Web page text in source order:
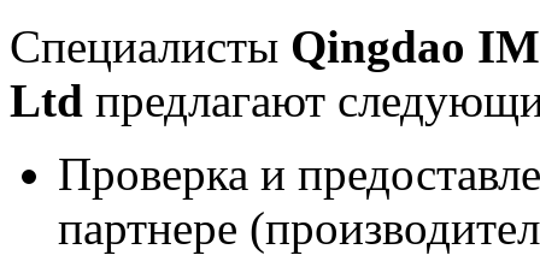
Специалисты Qingdao
Ltd предлагают
Проверка и
партнере